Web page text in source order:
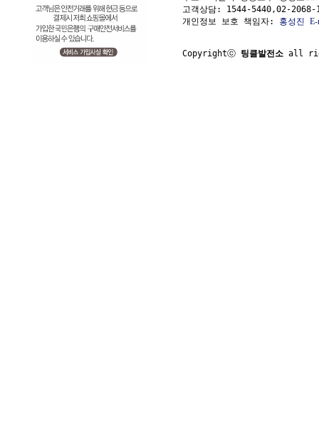
고객상담: 1544-5440,02-
개인정보 보호 책임자: 홍성진
Copyrightⓒ 팅클발전소 all